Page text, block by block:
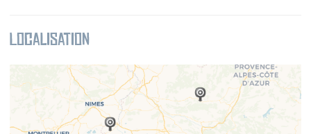
Localisation